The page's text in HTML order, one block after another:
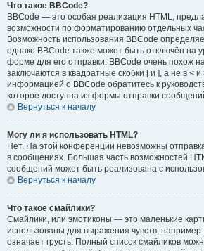
Что такое BBCode?
BBCode — это особая реализация HTML,
возможности по форматированию отдельных
Возможность использования BBCode
однако BBCode также может быть отключён на
форме для его отправки. BBCode очень похож
заключаются в квадратные скобки [ и ], а не в <
информацией о BBCode обратитесь к
которое доступна из формы отправки
Вернуться к началу
Могу ли я использовать HTML?
Нет. На этой конференции невозможны
в сообщениях. Большая часть возможностей
сообщений может быть реализована с
Вернуться к началу
Что такое смайлики?
Смайлики, или эмотиконы — это маленькие
использованы для выражения чувств, например
означает грусть. Полный список смайликов